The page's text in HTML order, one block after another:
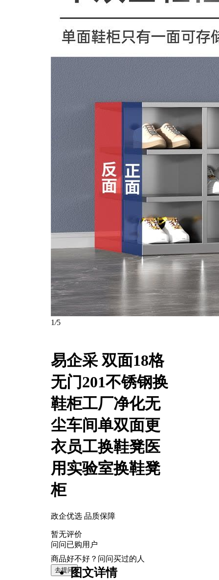
1/5
易企采 双面18格
无门201不锈钢换
鞋柜工厂净化无
尘车间单双面更
衣员工换鞋凳医
用实验室换鞋凳
柜
政企优选 品质保障
暂无评价
问问已购用户
商品好不好？问问买过的人
去提问图文详情